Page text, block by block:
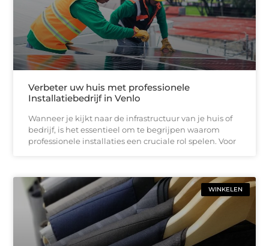
Verbeter uw huis met professionele
Installatiebedrijf in Venlo
Wanneer je kijkt naar de infrastructuur van je huis of
bedrijf, is het essentieel om te begrijpen waarom
professionele installaties een cruciale rol spelen. Voor
WINKELEN